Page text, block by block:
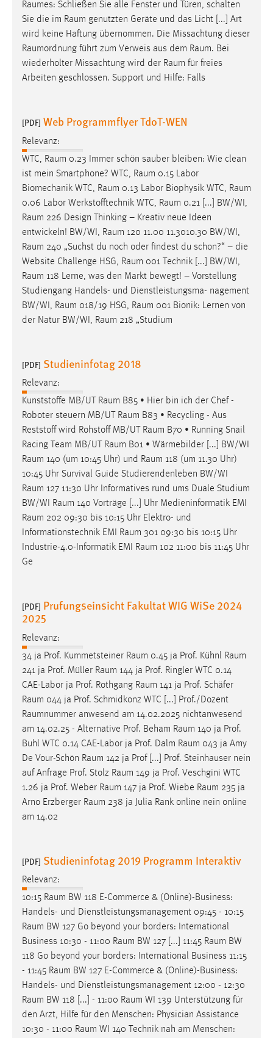
Raumes: Schließen Sie alle Fenster und Türen, schalten
Sie die im Raum genutzten Geräte und das Licht [...] Art
wird keine Haftung übernommen. Die Missachtung dieser
Raumordnung führt zum Verweis aus dem Raum. Bei
wiederholter Missachtung wird der Raum für freies
Arbeiten geschlossen. Support und Hilfe: Falls
[PDF] Web Programmflyer TdoT-WEN
Relevanz:
WTC, Raum 0.23 Immer schön sauber bleiben: Wie clean
ist mein Smartphone? WTC, Raum 0.15 Labor
Biomechanik WTC, Raum 0.13 Labor Biophysik WTC, Raum
0.06 Labor Werkstofftechnik WTC, Raum 0.21 [...] BW/WI,
Raum 226 Design Thinking – Kreativ neue Ideen
entwickeln! BW/WI, Raum 120 11.00 11.3010.30 BW/WI,
Raum 240 „Suchst du noch oder findest du schon?“ – die
Website Challenge HSG, Raum 001 Technik [...] BW/WI,
Raum 118 Lerne, was den Markt bewegt! – Vorstellung
Studiengang Handels- und Dienstleistungsma- nagement
BW/WI, Raum 018/19 HSG, Raum 001 Bionik: Lernen von
der Natur BW/WI, Raum 218 „Studium
[PDF] Studieninfotag 2018
Relevanz:
Kunststoffe MB/UT Raum B85 • Hier bin ich der Chef -
Roboter steuern MB/UT Raum B83 • Recycling - Aus
Reststoff wird Rohstoff MB/UT Raum B70 • Running Snail
Racing Team MB/UT Raum B01 • Wärmebilder [...] BW/WI
Raum 140 (um 10:45 Uhr) und Raum 118 (um 11.30 Uhr)
10:45 Uhr Survival Guide Studierendenleben BW/WI
Raum 127 11:30 Uhr Informatives rund ums Duale Studium
BW/WI Raum 140 Vorträge [...] Uhr Medieninformatik EMI
Raum 202 09:30 bis 10:15 Uhr Elektro- und
Informationstechnik EMI Raum 301 09:30 bis 10:15 Uhr
Industrie-4.0-Informatik EMI Raum 102 11:00 bis 11:45 Uhr
Ge
[PDF] Prufungseinsicht Fakultat WIG WiSe 2024
2025
Relevanz:
34 ja Prof. Kummetsteiner Raum 0.45 ja Prof. Kühnl Raum
241 ja Prof. Müller Raum 144 ja Prof. Ringler WTC 0.14
CAE-Labor ja Prof. Rothgang Raum 141 ja Prof. Schäfer
Raum 044 ja Prof. Schmidkonz WTC [...] Prof./Dozent
Raumnummer anwesend am 14.02.2025 nichtanwesend
am 14.02.25 - Alternative Prof. Beham Raum 140 ja Prof.
Buhl WTC 0.14 CAE-Labor ja Prof. Dalm Raum 043 ja Amy
De Vour-Schön Raum 142 ja Prof [...] Prof. Steinhauser nein
auf Anfrage Prof. Stolz Raum 149 ja Prof. Veschgini WTC
1.26 ja Prof. Weber Raum 147 ja Prof. Wiebe Raum 235 ja
Arno Erzberger Raum 238 ja Julia Rank online nein online
am 14.02
[PDF] Studieninfotag 2019 Programm Interaktiv
Relevanz:
10:15 Raum BW 118 E-Commerce & (Online)-Business:
Handels- und Dienstleistungsmanagement 09:45 - 10:15
Raum BW 127 Go beyond your borders: International
Business 10:30 - 11:00 Raum BW 127 [...] 11:45 Raum BW
118 Go beyond your borders: International Business 11:15
- 11:45 Raum BW 127 E-Commerce & (Online)-Business:
Handels- und Dienstleistungsmanagement 12:00 - 12:30
Raum BW 118 [...] - 11:00 Raum WI 139 Unterstützung für
den Arzt, Hilfe für den Menschen: Physician Assistance
10:30 - 11:00 Raum WI 140 Technik nah am Menschen:
EXTERNE MEDIEN
Um Inhalte von Videoplattformen und Social Media
Plattformen anzeigen zu können, werden von diesen
externen Medien Cookies gesetzt.
YouTube
Vimeo